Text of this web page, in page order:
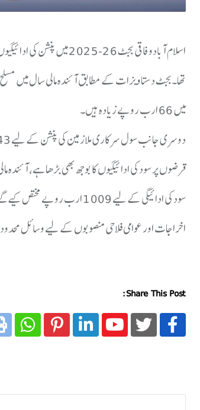
میں 66 ارب روپے زیادہ ہیں۔
سود کی ادائیگی کے لیے
اخراجات اور عوامی فلاحی منصوبوں کے لیے وسائل
Share This Post: